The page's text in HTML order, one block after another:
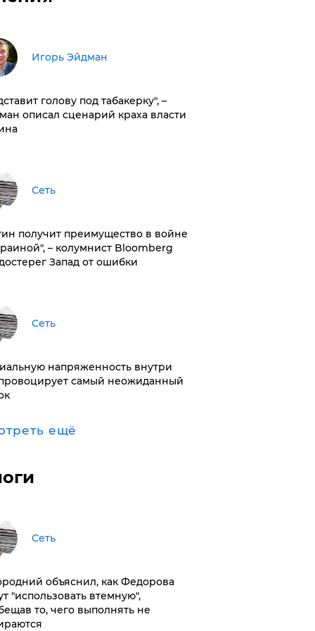
Игорь Эйдман
голову под табакерку", –
описал сценарий краха власти
Сеть
получит преимущество в войне
– колумнист Bloomberg
Запад от ошибки
Сеть
напряженность внутри
самый неожиданный
ещё
Сеть
объяснил, как Федорова
"использовать втемную",
то, чего выполнять не